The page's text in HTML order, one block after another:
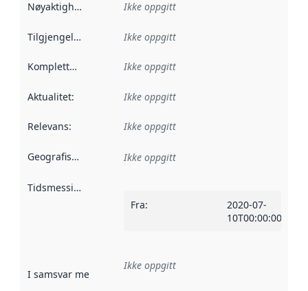
Nøyaktighet Ikke oppgitt
Tilgjengelighet Ikke oppgitt
Kompletthet Ikke oppgitt
Aktualitet: Ikke oppgitt
Relevans: Ikke oppgitt
Geografisk avgrensning :
Ikke oppgitt
Tidsmessig avgrensning
Fra:
2020-07-
10T00:00:00Z
I samsvar med Referanse til en implementasjonsregel
Ikke oppgitt